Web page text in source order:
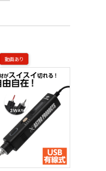
動画あり